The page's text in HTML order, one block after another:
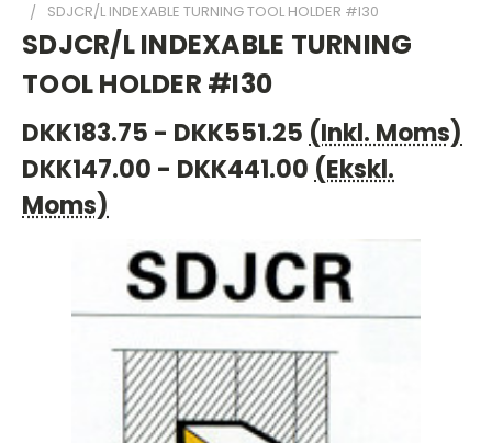
SDJCR/L INDEXABLE TURNING TOOL HOLDER #I30
SDJCR/L INDEXABLE TURNING
TOOL HOLDER #I30
DKK183.75 - DKK551.25 (Inkl. Moms)
DKK147.00 - DKK441.00 (Ekskl.
Moms)